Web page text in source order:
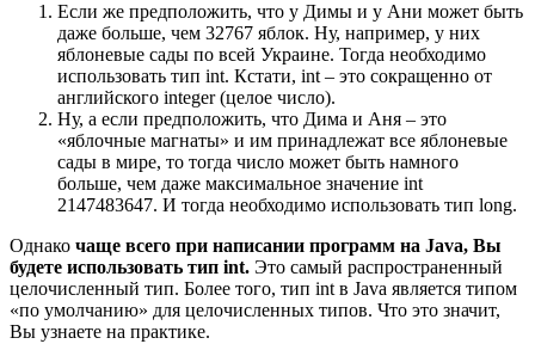
Если же предположить, что у Димы и у Ани может быть
даже больше, чем 32767 яблок. Ну, например, у них
яблоневые сады по всей Украине. Тогда необходимо
использовать тип int. Кстати, int – это сокращенно от
английского integer (целое число).
Ну, а если предположить, что Дима и Аня – это
«яблочные магнаты» и им принадлежат все яблоневые
сады в мире, то тогда число может быть намного
больше, чем даже максимальное значение int
2147483647. И тогда необходимо использовать тип long.
Однако чаще всего при написании программ на Java, Вы
будете использовать тип int. Это самый распространенный
целочисленный тип. Более того, тип int в Java является типом
«по умолчанию» для целочисленных типов. Что это значит,
Вы узнаете на практике.